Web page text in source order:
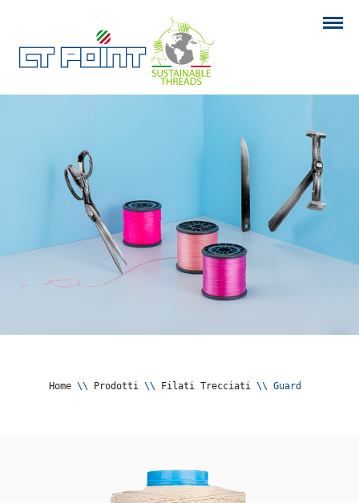
Home \\ Prodotti \\ Filati Trecciati \\ Guard